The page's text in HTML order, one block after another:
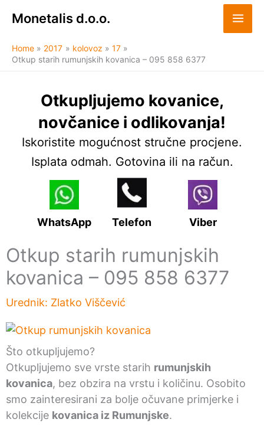
Monetalis d.o.o.
Home 2017 kolovoz
17
Otkup starih rumunjskih kovanica – 095 858 6377
Otkupljujemo kovanice,
novčanice i odlikovanja!
Iskoristite mogućnost stručne procjene.
Isplata odmah. Gotovina ili na račun.
WhatsApp Viber
Telefon
Otkup starih rumunjskih
kovanica – 095 858 6377
Urednik: Zlatko Viščević
Što otkupljujemo?
Otkupljujemo sve vrste starih rumunjskih
kovanica, bez obzira na vrstu i količinu. Osobito
smo zainteresirani za bolje očuvane primjerke i
kolekcije kovanica iz Rumunjske.